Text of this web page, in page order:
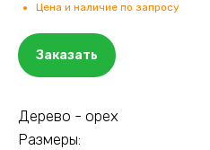
Цена и наличие по запросу
Заказать
Дерево - орех
Размеры: